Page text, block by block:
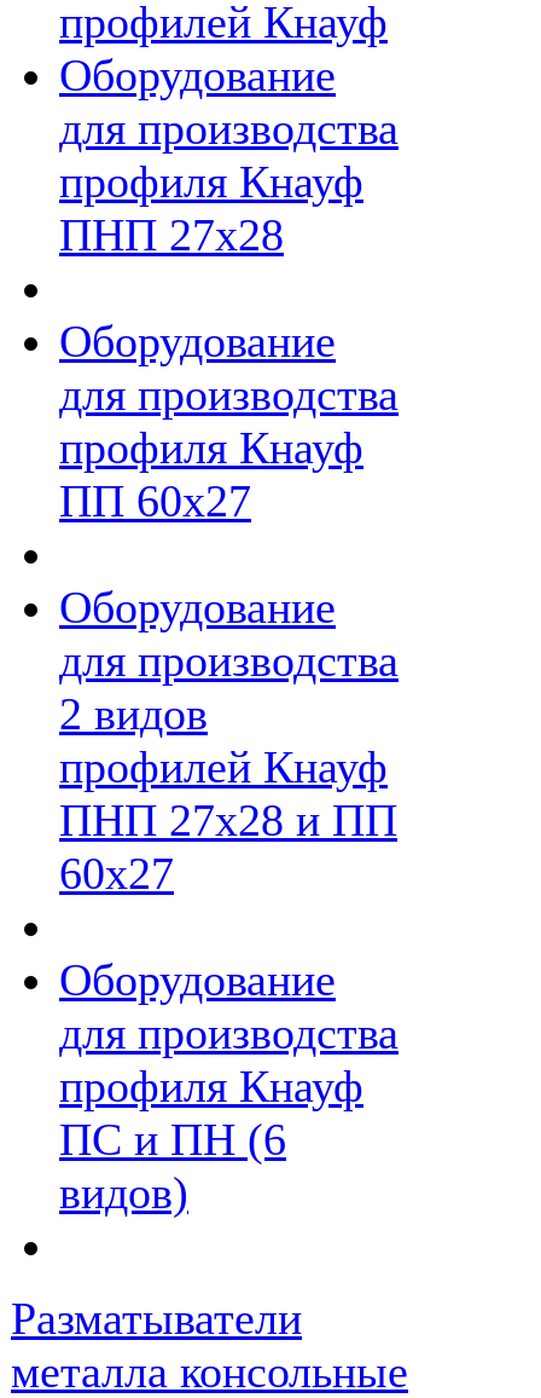
профилей Кнауф
Оборудование
для производства
профиля Кнауф
ПНП 27х28
Оборудование
для производства
профиля Кнауф
ПП 60х27
Оборудование
для производства
2 видов
профилей Кнауф
ПНП 27х28 и ПП
60х27
Оборудование
для производства
профиля Кнауф
ПС и ПН (6
видов)
Разматыватели
металла консольные